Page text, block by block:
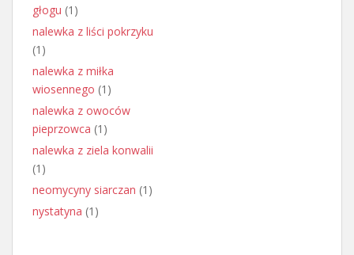
głogu (1)
nalewka z liści pokrzyku
(1)
nalewka z miłka
wiosennego (1)
nalewka z owoców
pieprzowca (1)
nalewka z ziela konwalii
(1)
neomycyny siarczan (1)
nystatyna (1)